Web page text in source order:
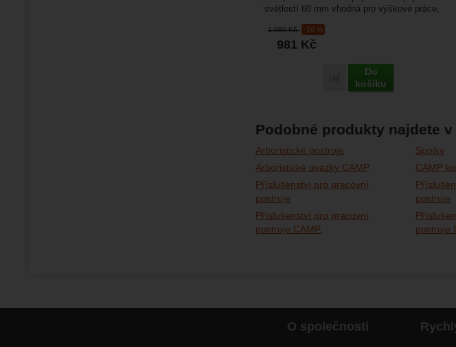
1 090Kč -10 %
981 Kč
Porovnat
Do
košíku
světlostí 60 mm vhodná pro výškové práce,
Podobné produkty najdete v
Arboristické postroje
Arboristické úvazky CAMP
Příslušenství pro pracovní
postroje
Příslušenství pro pracovní
postroje CAMP.
Spojky
CAMP
postroje
postroje
O společnosti